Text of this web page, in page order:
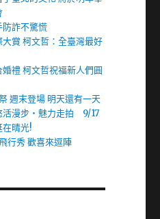
防詐不驚慌
賞 柯文哲：全臺灣最好
禮 柯文哲祝福新人們圓
週末登場 明天還有一天
活漫步‧魅力走拍 9/17
在晴光!
行秀 歡喜來逗陣